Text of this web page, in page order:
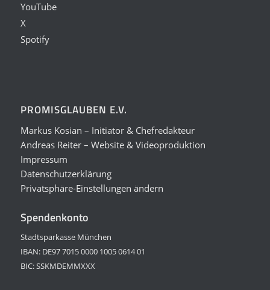
YouTube
X
Spotify
PROMISGLAUBEN E.V.
Markus Kosian – Initiator & Chefredakteur
Andreas Reiter – Website & Videoproduktion
Impressum
Datenschutzerklärung
Privatsphäre-Einstellungen ändern
Spendenkonto
Stadtsparkasse München
IBAN: DE97 7015 0000 1005 0614 01
BIC: SSKMDEMMXXX